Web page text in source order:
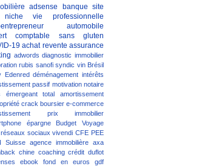
adsense banque site
vie professionnelle
automobile
comptable
sans gluten
19 achat revente assurance
adwords diagnostic immobilier
rubis sanofi syndic vin Brésil
Edenred déménagement intérêts
passif motivation notaire
émergeant
total
amortissement
crack boursier e-commerce
prix immobilier
épargne Budget
Voyage
réseaux sociaux vivendi CFE PEE
Suisse agence immobilière axa
chine coaching crédit duflot
ebook fond en euros
gdf